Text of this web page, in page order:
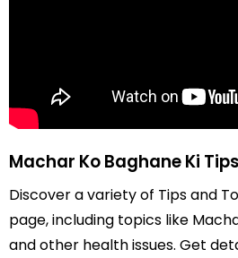
Machar Ko Baghane Ki Tips
Discover a variety of Tips and
page, including topics like
and other health issues. Get